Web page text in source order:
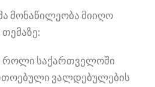
მონაწილეობა მიიღო
როლი საქართველოში
ვალდებულების